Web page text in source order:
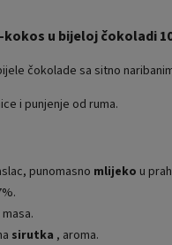
u bijeloj čokoladi
čokolade sa sitno
i punjenje od ruma.
punomasno mlijeko u
sirutka , aroma.